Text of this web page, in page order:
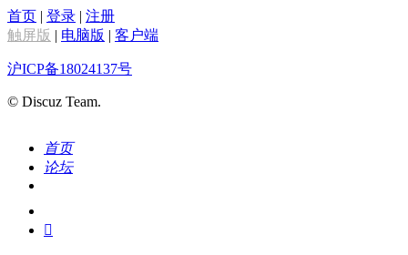
首页 | 登录 | 注册
触屏版 | 电脑版 | 客户端
沪ICP备18024137号
© Discuz Team.
首页
论坛
我的
